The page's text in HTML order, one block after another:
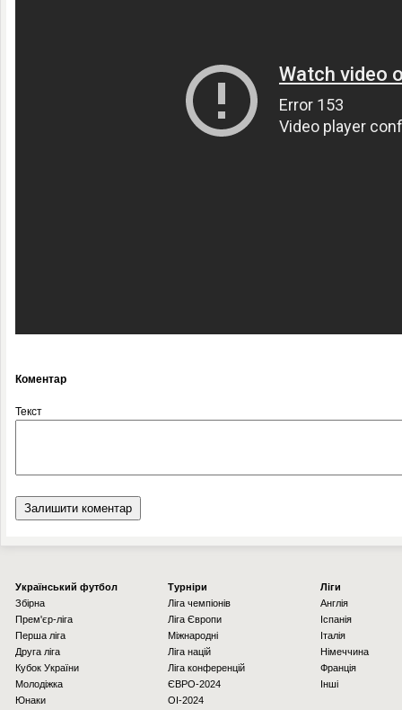
Коментар
Текст
Українcький футбол
Збірна
Прем'єр-ліга
Перша ліга
Друга ліга
Кубок України
Молодіжка
Юнаки
Турніри
Ліга чемпіонів
Ліга Європи
Міжнародні
Ліга націй
Ліга конференцій
ЄВРО-2024
OI-2024
Ліги
Англія
Іспанія
Італія
Німеччина
Франція
Інші